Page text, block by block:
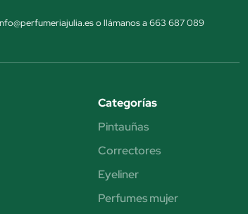
o llámanos a 663 687 089
Categorías
Pintauñas
Correctores
Eyeliner
Perfumes mujer